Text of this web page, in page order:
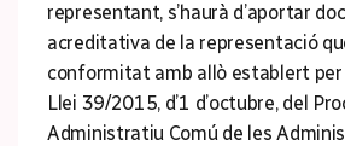
representant, s’haurà d’aportar
acreditativa de la representació
conformitat amb allò establert per
Llei 39/2015, d’1 d’octubre, del
Administratiu Comú de les